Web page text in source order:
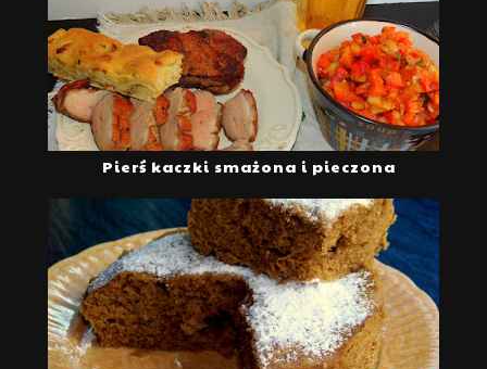
Pierś kaczki smażona i pieczona